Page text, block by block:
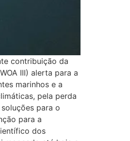
contribuição da
III) alerta para a
marinhos e a
pela perda
para o
para a
dos